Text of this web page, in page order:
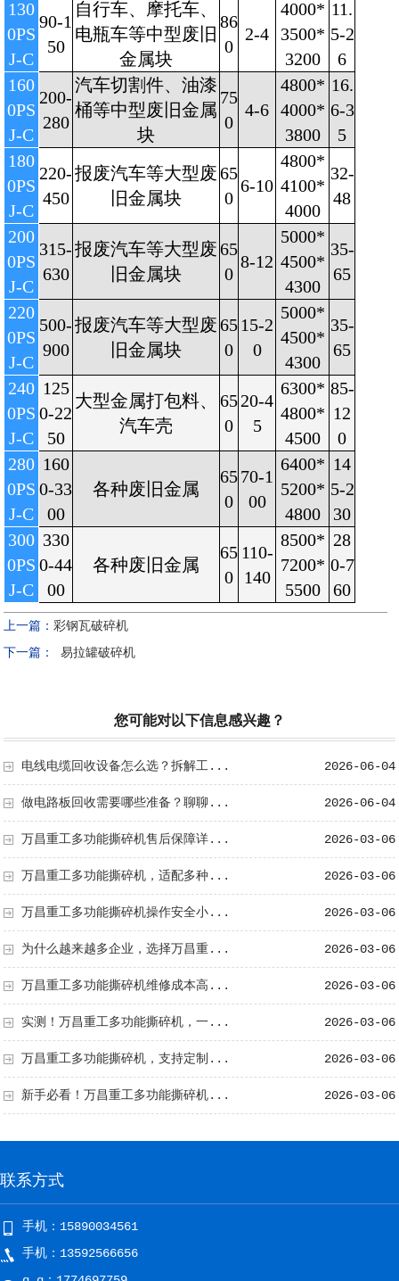
130
0PS
J-C
90-1
50
自行车、摩托车、
电瓶车等中型废旧
金属块
86
0
2-4
4000*
3500*
3200
11.
5-2
6
160
0PS
J-C
200-
280
汽车切割件、油漆
桶等中型废旧金属
块
75
0
4-6
4800*
4000*
3800
16.
6-3
5
180
0PS
J-C
220-
450
报废汽车等大型废
旧金属块
65
0
6-10
4800*
4100*
4000
32-
48
200
0PS
J-C
315-
630
报废汽车等大型废
旧金属块
65
0
8-12
5000*
4500*
4300
35-
65
220
0PS
J-C
500-
900
报废汽车等大型废
旧金属块
65
0
15-2
0
5000*
4500*
4300
35-
65
240
0PS
J-C
125
0-22
50
大型金属打包料、
汽车壳
65
0
20-4
5
6300*
4800*
4500
85-
12
0
280
0PS
J-C
160
0-33
00
各种废旧金属
65
0
70-1
00
6400*
5200*
4800
14
5-2
30
300
0PS
J-C
330
0-44
00
各种废旧金属
65
0
110-
140
8500*
7200*
5500
28
0-7
60
上一篇：彩钢瓦破碎机
下一篇：
易拉罐破碎机
您可能对以下信息感兴趣？
2026-06-04
电线电缆回收设备怎么选？拆解工...
2026-06-04
做电路板回收需要哪些准备？聊聊...
2026-03-06
万昌重工多功能撕碎机售后保障详...
2026-03-06
万昌重工多功能撕碎机，适配多种...
2026-03-06
万昌重工多功能撕碎机操作安全小...
2026-03-06
为什么越来越多企业，选择万昌重...
2026-03-06
万昌重工多功能撕碎机维修成本高...
2026-03-06
实测！万昌重工多功能撕碎机，一...
2026-03-06
万昌重工多功能撕碎机，支持定制...
2026-03-06
新手必看！万昌重工多功能撕碎机...
联系方式
手机：15890034561
手机：13592566656